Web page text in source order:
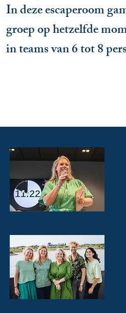
In deze escaperoom
groep op hetzelfde
in teams van 6 tot 8